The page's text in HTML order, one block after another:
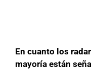
En cuanto los
mayoría están